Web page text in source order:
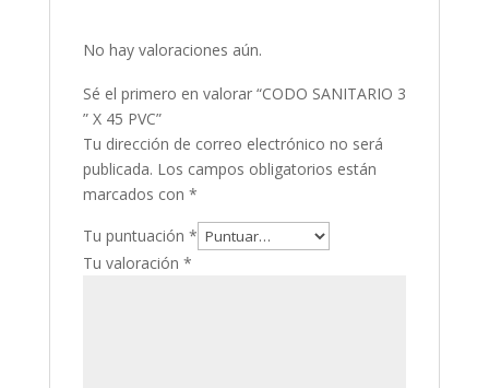
No hay valoraciones aún.
Sé el primero en valorar “CODO SANITARIO 3
” X 45 PVC”
Tu dirección de correo electrónico no será
publicada. Los campos obligatorios están
marcados con *
Tu puntuación *
Tu valoración *